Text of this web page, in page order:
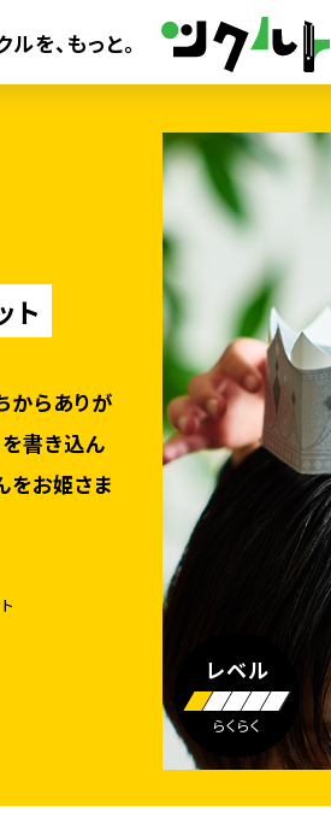
ルを、 もっと。
レベル
らくらく
ト
からありが
書き込ん
をお姫さま